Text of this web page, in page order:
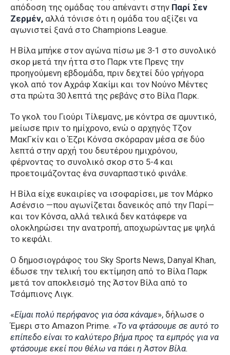
απόδοση της ομάδας του απέναντι στην Παρί Σεν
Ζερμέν, αλλά τόνισε ότι η ομάδα του αξίζει να
αγωνιστεί ξανά στο Champions League.
Η Βίλα μπήκε στον αγώνα πίσω με 3-1 στο συνολικό
σκορ μετά την ήττα στο Παρκ ντε Πρενς την
προηγούμενη εβδομάδα, πριν δεχτεί δύο γρήγορα
γκολ από τον Αχράφ Χακίμι και τον Νούνο Μέντες
στα πρώτα 30 λεπτά της ρεβάνς στο Βίλα Παρκ.
Το γκολ του Γιούρι Τίλεμανς, με κόντρα σε αμυντικό,
μείωσε πριν το ημίχρονο, ενώ ο αρχηγός Τζον
ΜακΓκίν και ο Έζρι Κόνσα σκόραραν μέσα σε δύο
λεπτά στην αρχή του δευτέρου ημιχρόνου,
φέρνοντας το συνολικό σκορ στο 5-4 και
προετοιμάζοντας ένα συναρπαστικό φινάλε.
Η Βίλα είχε ευκαιρίες να ισοφαρίσει, με τον Μάρκο
Ασένσιο —που αγωνίζεται δανεικός από την Παρί—
και τον Κόνσα, αλλά τελικά δεν κατάφερε να
ολοκληρώσει την ανατροπή, αποχωρώντας με ψηλά
το κεφάλι.
Ο δημοσιογράφος του Sky Sports News, Danyal Khan,
έδωσε την τελική του εκτίμηση από το Βίλα Παρκ
μετά τον αποκλεισμό της Άστον Βίλα από το
Τσάμπιονς Λιγκ.
«Είμαι πολύ περήφανος για όσα κάναμε», δήλωσε ο
Έμερι στο Amazon Prime. «Το να φτάσουμε σε αυτό το
επίπεδο είναι το καλύτερο βήμα προς τα εμπρός για να
φτάσουμε εκεί που θέλω να πάει η Άστον Βίλα.